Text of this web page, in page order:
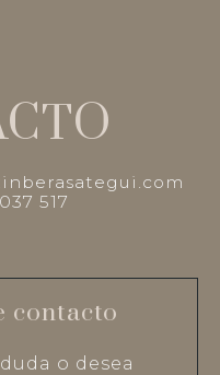
517
contacto
o desea